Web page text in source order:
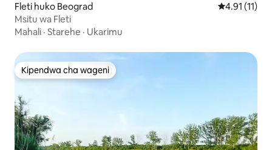
Fleti huko Beograd Ukadiriaji wa
4.91 (11)
Msitu wa Fleti
Mahali · Starehe · Ukarimu
Kipendwa cha wageni
Kipendwa cha wageni